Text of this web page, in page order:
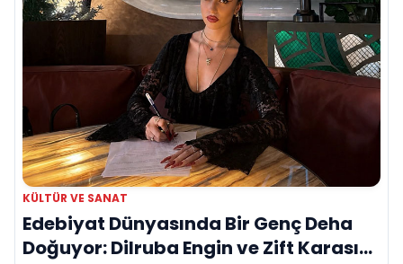
KÜLTÜR VE SANAT
Edebiyat Dünyasında Bir Genç Deha
Doğuyor: Dilruba Engin ve Zift Karası